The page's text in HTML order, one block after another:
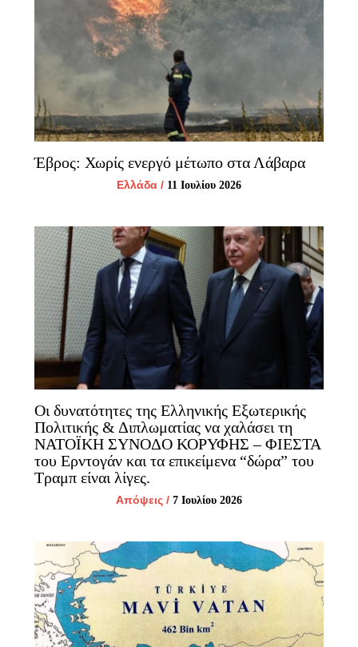
Έβρος: Χωρίς ενεργό μέτωπο στα Λάβαρα
Ελλάδα / 11 Ιουλίου 2026
Οι δυνατότητες της Ελληνικής Εξωτερικής
Πολιτικής & Διπλωματίας να χαλάσει τη
ΝΑΤΟΪΚΗ ΣΥΝΟΔΟ ΚΟΡΥΦΗΣ – ΦΙΕΣΤΑ
του Ερντογάν και τα επικείμενα “δώρα” του
Τραμπ είναι λίγες.
Απόψεις / 7 Ιουλίου 2026